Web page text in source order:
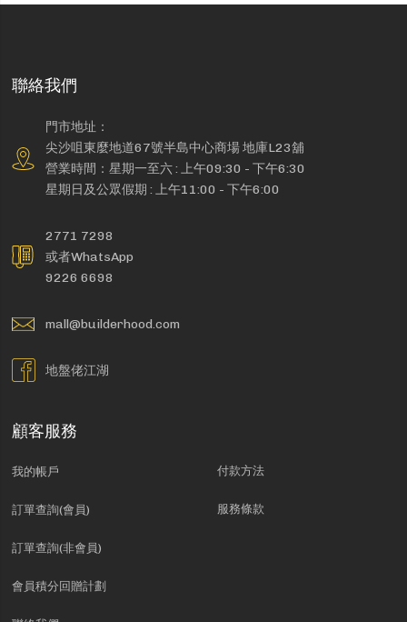
聯絡我們
門市地址：
尖沙咀東麼地道67號半島中心商場 地庫L23舖
營業時間：星期一至六 : 上午09:30 - 下午6:30
星期日及公眾假期 : 上午11:00 - 下午6:00
2771 7298
或者WhatsApp
9226 6698
mall@builderhood.com
地盤佬江湖
顧客服務
我的帳戶
訂單查詢(會員)
訂單查詢(非會員)
會員積分回贈計劃
付款方法
服務條款